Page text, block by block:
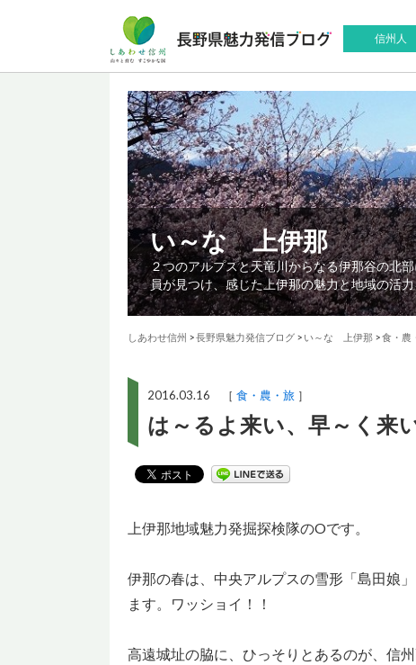
信州人
い～な 上伊那
２つのアルプスと天竜川からなる伊那谷の北
員が見つけ、感じた上伊那の魅力と地域の活
しあわせ信州 >長野県魅力発信ブログ > い～な 上伊那 >食・農
2016.03.16 ［ 食・農・旅 ］
は～るよ来い、早～く来
上伊那地域魅力発掘探検隊のOです。
伊那の春は、中央アルプスの雪形「島田娘
ます。ワッショイ！！
高遠城址の脇に、ひっそりとあるのが、信